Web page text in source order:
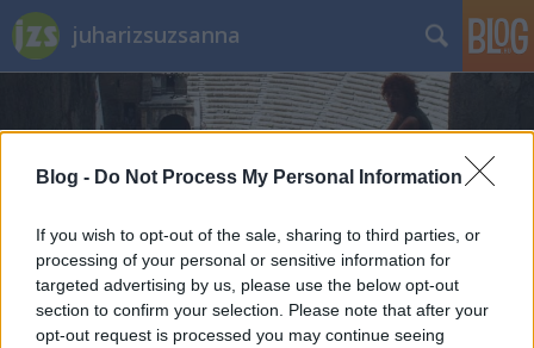
Blog - Do Not Process My Personal Information
If you wish to opt-out of the sale, sharing to third parties, or
processing of your personal or sensitive information for
targeted advertising by us, please use the below opt-out
section to confirm your selection. Please note that after your
opt-out request is processed you may continue seeing
juharizsuzsanna
Címkék»theo_van_gogh
Túl a 10 000. oldalletöltésen - Top3